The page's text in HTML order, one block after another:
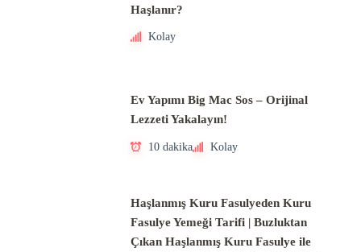
Haşlanır?
Kolay
Ev Yapımı Big Mac Sos – Orijinal
Lezzeti Yakalayın!
10 dakika Kolay
Haşlanmış Kuru Fasulyeden Kuru
Fasulye Yemeği Tarifi | Buzluktan
Çıkan Haşlanmış Kuru Fasulye ile